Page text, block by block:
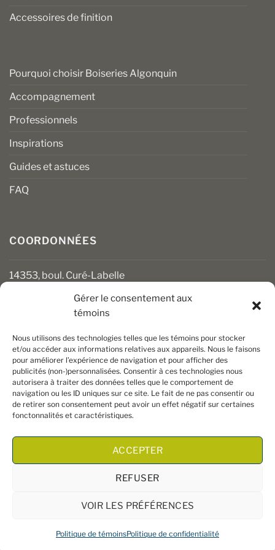
Gérer le consentement aux
témoins
Nous utilisons des technologies telles que les témoins pour stocker
et/ou accéder aux informations relatives aux appareils. Nous le faisons
pour améliorer l’expérience de navigation et pour afficher des
publicités (non-)personnalisées. Consentir à ces technologies nous
autorisera à traiter des données telles que le comportement de
navigation ou les ID uniques sur ce site. Le fait de ne pas consentir ou
de retirer son consentement peut avoir un effet négatif sur certaines
fonctonnalités et caractéristiques.
ACCEPTER
REFUSER
VOIR LES PRÉFÉRENCES
Politique de témoinsPolitique de confidentialité
Accessoires de finition
Pourquoi choisir Boiseries Algonquin
Accompagnement
Professionnels
Inspirations
Guides et astuces
FAQ
COORDONNÉES
14353, boul. Curé-Labelle
clients@boiseriesalgonquin.com
HEURES D’OUVERTURE
Lundi au vendredi : 6 h 30 à 17 h 30
Samedi : 8 h à 17 h
Dimanche : Fermé
Termes et conditions| Site Web parKing Communications